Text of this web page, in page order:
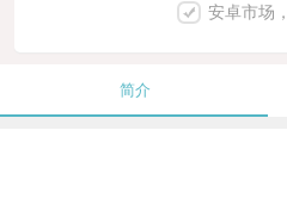
安卓市场
简介